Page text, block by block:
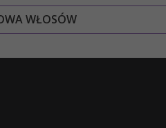
WŁOSÓW